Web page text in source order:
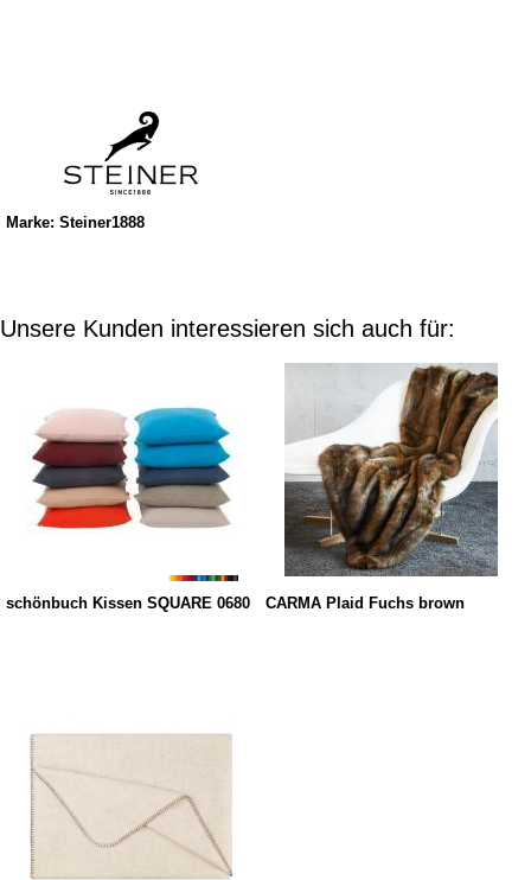
Marke: Steiner1888
Unsere Kunden interessieren sich auch für:
schönbuch Kissen SQUARE 0680 CARMA Plaid Fuchs brown